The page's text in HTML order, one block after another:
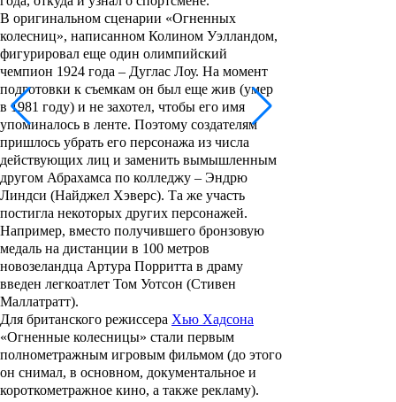
В оригинальном сценарии «Огненных
колесниц», написанном Колином Уэлландом,
фигурировал еще один олимпийский
чемпион 1924 года – Дуглас Лоу. На момент
подготовки к съемкам он был еще жив (умер
в 1981 году) и не захотел, чтобы его имя
упоминалось в ленте. Поэтому создателям
пришлось убрать его персонажа из числа
действующих лиц и заменить вымышленным
другом Абрахамса по колледжу – Эндрю
Линдси (Найджел Хэверс). Та же участь
постигла некоторых других персонажей.
Например, вместо получившего бронзовую
медаль на дистанции в 100 метров
новозеландца Артура Порритта в драму
введен легкоатлет Том Уотсон (Стивен
Маллатратт).
Для британского режиссера Хью Хадсона
«Огненные колесницы» стали первым
полнометражным игровым фильмом (до этого
он снимал, в основном, документальное и
короткометражное кино, а также рекламу).